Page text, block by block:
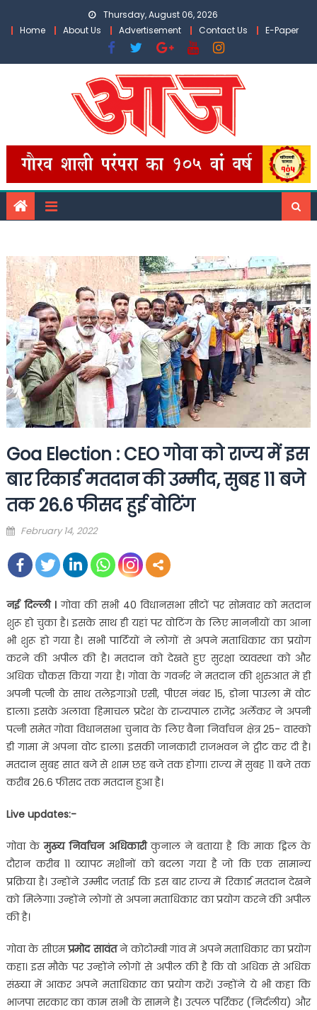
Thursday, August 06, 2026
Home
About Us Advertisement Contact Us E-Paper
Goa Election : CEO गोवा को राज्‍य में इस
बार रिकार्ड मतदान की उम्‍मीद, सुबह 11 बजे
तक 26.6 फीसद हुई वोटिंग
Posted
February 14, 2022
नई दिल्‍ली ।गोवा की सभी 40 विधानसभा सीटों पर सोमवार को मतदान
शुरू हो चुका है। इसके साथ ही यहां पर वोटिंग के लिए माननीयों का आना
भी शुरू हो गया है। सभी पार्टियों ने लोगों से अपने मताधिकार का प्रयोग
करने की अपील की है। मतदान को देखते हुए सुरक्षा व्‍यवस्‍था को और
अधिक चौकस किया गया है। गोवा के गवर्नर ने मतदान की शुरुआत में ही
अपनी पत्‍नी के साथ तलेइगाओ एसी, पीएस नंबर 15, डोना पाउला में वोट
डाला। इसके अलावा हिमाचल प्रदेश के राज्यपाल राजेंद्र अर्लेकर ने अपनी
पत्‍नी समेत गोवा विधानसभा चुनाव के लिए बैना निर्वाचन क्षेत्र 25- वास्को
डी गामा में अपना वोट डाला। इसकी जानकारी राजभवन ने ट्वीट कर दी है।
मतदान सुबह सात बजे से शाम छह बजे तक होगा। राज्‍य में सुबह 11 बजे तक
करीब 26.6 फीसद तक मतदान हुआ है।
Live updates:-
गोवा केमुख्‍य निर्वाचन अधिकारीकुनाल ने बताया है कि माक ड्रिल के
दौरान करीब 11 व्‍यापट मशीनों को बदला गया है जो कि एक सामान्‍य
प्रक्रिया है। उन्‍होंने उम्‍मीद जताई कि इस बार राज्‍य में रिकार्ड मतदान देखने
को मिलेगा। उन्‍होंने लोगों से अपना मताधिकार का प्रयोग करने की अपील
की है।
गोवा के सीएमप्रमोद सावंतने कोटोम्बी गांव में अपने मताधिकार का प्रयोग
कहा। इस मौके पर उन्‍होंने लोगों से अपील की है कि वो अधिक से अधिक
संख्‍या में आकर अपने मताधिकार का प्रयोग करें। उन्‍होंने ये भी कहा कि
भाजपा सरकार का काम सभी के सामने है। उत्पल पर्रिकर (निर्दलीय) और